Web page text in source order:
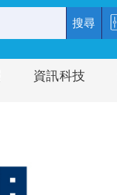
搜尋
資訊科技